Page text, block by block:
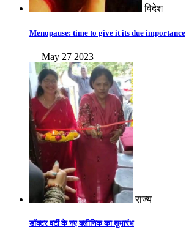
विदेश
Menopause: time to give it its due importance
— May 27 2023
राज्य
डॉक्टर वर्टी के नए क्लीनिक का शुभारंभ